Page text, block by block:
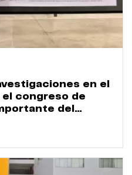
en el
congreso de
del